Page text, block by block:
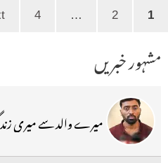
Page1
Page
2
…
Page
4
مشہور خبریں
میرے والد سے میری